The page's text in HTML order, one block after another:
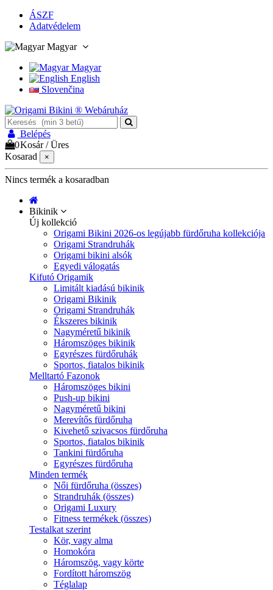
ÁSZF
Adatvédelem
Magyar
Magyar
English
Slovenčina
Belépés
0Kosár /Üres
Kosarad
×
Nincs termék a kosaradban
Bikinik
Új kollekció
Origami Bikini 2026-os legújabb fürdőruha kollekciója
Origami Strandruhák
Origami bikini alsók
Egyedi válogatás
Kifutó Origamik
Limitált kiadású bikinik
Origami Bikinik
Origami Strandruhák
Ékszeres bikinik
Nagyméretű bikinik
Háromszöges bikinik
Egyrészes fürdőruhák
Sportos, fiatalos bikinik
Melltartó Fazonok
Háromszöges bikini
Push-up bikini
Nagyméretű bikini
Merevítős fürdőruha
Kivehető szivacsos fürdőruha
Sportos, fiatalos bikinik
Tankini fürdőruha
Egyrészes fürdőruha
Minden termék
Női fürdőruha (összes)
Strandruhák (összes)
Origami Luxury
Fitness termékek (összes)
Testalkat szerint
Kör, vagy alma
Homokóra
Háromszög, vagy körte
Fordított háromszög
Téglalap